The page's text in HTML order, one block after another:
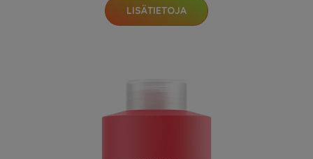
LISÄTIETOJA